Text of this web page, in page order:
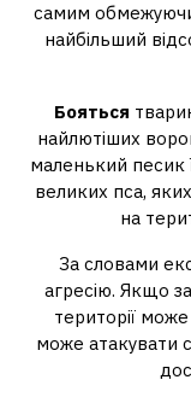
самим обмежуючи
найбільший
Бояться
найлютіших
маленький песик
великих пса,
на
За словами
агресію. Якщо
території
може атакувати